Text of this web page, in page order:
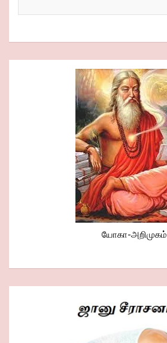
யோகா-அறிமுகம்